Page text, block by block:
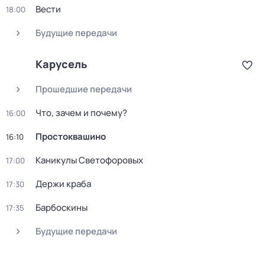
18:00
Вести
Будущие передачи
Карусель
Прошедшие передачи
16:00 Что, зачем и почему?
16:10 Простоквашино
17:00 Каникулы Светофоровых
17:30 Держи краба
17:35
Барбоскины
Будущие передачи